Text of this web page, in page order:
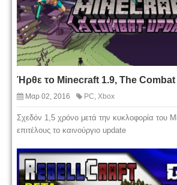
Ήρθε το Minecraft 1.9, The
Μαρ 02, 2016 PC Xbox
Σχεδόν 1,5 χρόνο μετά την κυκλοφορία του
επιτέλους το καινούργιο update